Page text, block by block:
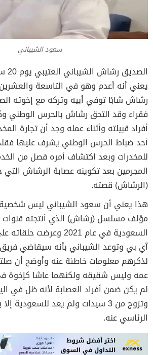
سعود الشيباني
يعني أنه أعدم وهو في التاسعة
رشاش شابًا توفي أبيه وتركه مع إخوته
فقراء وقد التحق رشاش بالحرس الوطني
أفراد قبيلته وأثناء عمله وجد أن تجارة
أحد ضباط الحرس الوطني يشرف عليها
للمخدرات وبعد اكتشاف أمره فصل من
المجرمين بعد تكوينه عصابة الرشاش
(الرشاش) قصته.
هذا يعني أن سعود الشيباني ليس
مؤلف مسلسل (رشاش) الذي أنتجته
السعودية في عام 2021
آي بي وتوعد الشيباني بأنه سيقاضي
لذكرهم معلومات خاطئة عنه وأوضح أن
عمه وليس شقيقه ولكنهما عاشا كإخوة
وتزوج من 3 سيدات ولم يعد
الرئاسي عنه.